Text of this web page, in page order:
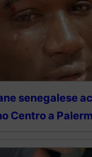
senegalese
Centro a